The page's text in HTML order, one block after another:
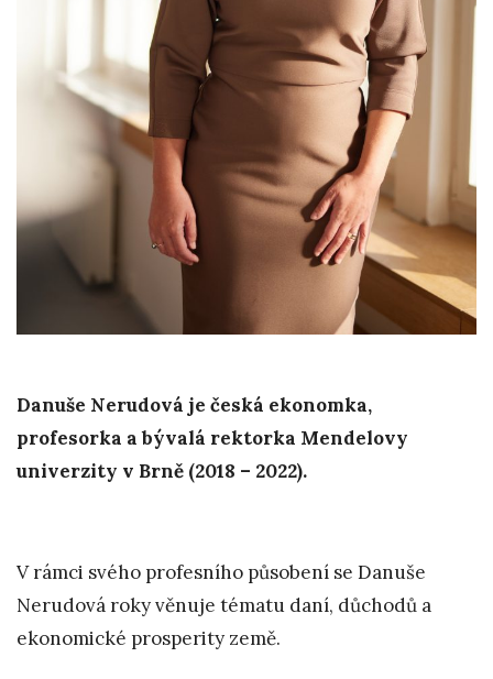
Danuše Nerudová je česká ekonomka,
profesorka a bývalá rektorka Mendelovy
univerzity v Brně (2018 – 2022).
V rámci svého profesního působení se Danuše
Nerudová roky věnuje tématu daní, důchodů a
ekonomické prosperity země.